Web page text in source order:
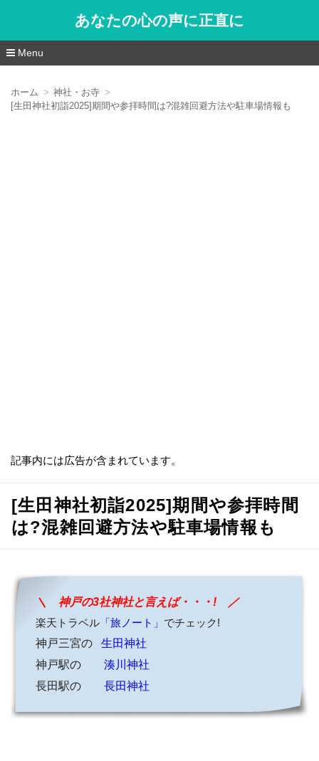
あなたの心の声に正直に
Menu
ホーム
神社・お寺
[生田神社初詣2025]期間や参拝時間は?混雑回避方法や駐車場情報も
記事内には広告が含まれています。
[生田神社初詣2025]期間や参拝時間
は?混雑回避方法や駐車場情報も
＼ 神戸の3社神社と言えば・・・! ／
楽天トラベル 「旅ノート」 でチェック!
神戸三宮の 生田神社
神戸駅の 湊川神社
長田駅の 長田神社